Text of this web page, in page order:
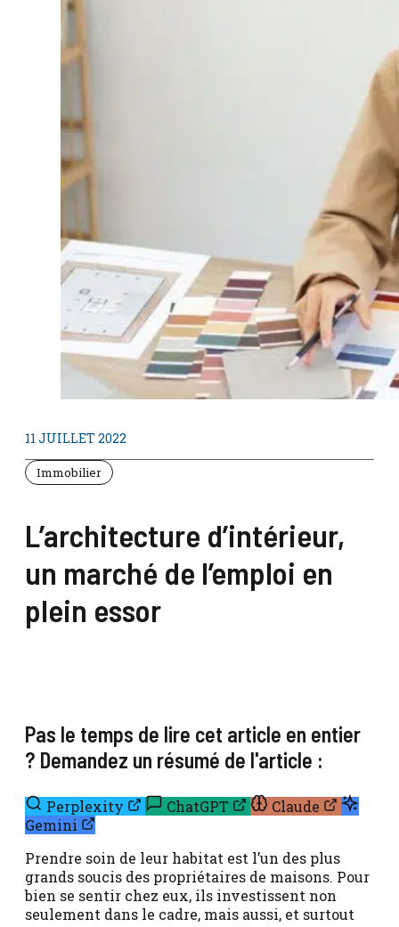
11 JUILLET 2022
Immobilier
L’architecture d’intérieur,
un marché de l’emploi en
plein essor
Pas le temps de lire cet article en entier
? Demandez un résumé de l'article :
Perplexity ChatGPT
Claude
Gemini
Prendre soin de leur habitat est l’un des plus
grands soucis des propriétaires de maisons. Pour
bien se sentir chez eux, ils investissent non
seulement dans le cadre, mais aussi, et surtout